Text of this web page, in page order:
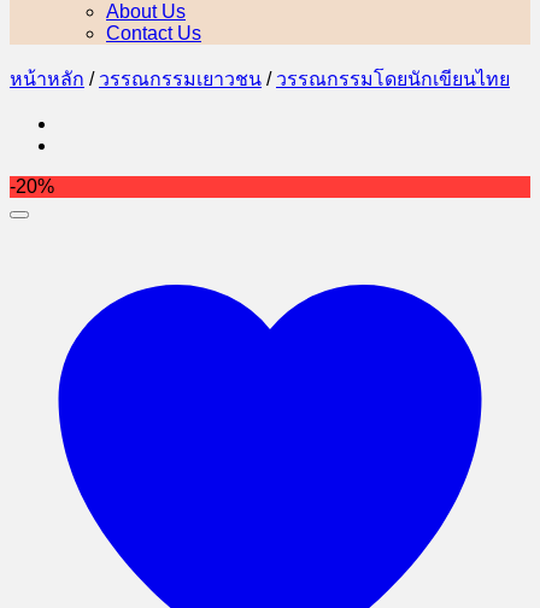
About Us
Contact Us
หน้าหลัก / วรรณกรรมเยาวชน / วรรณกรรมโดยนักเขียนไทย
-20%